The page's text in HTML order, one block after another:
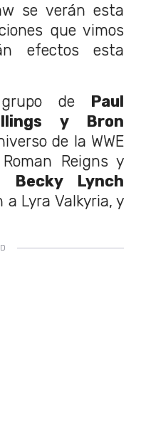
se verán esta
que vimos
efectos esta
de Paul
y Bron
de la WWE
Reigns y
Becky Lynch
Lyra Valkyria, y